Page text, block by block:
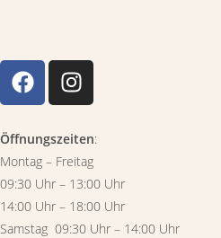
Öffnungszeiten:
Montag – Freitag
09:30 Uhr – 13:00 Uhr
14:00 Uhr – 18:00 Uhr
Samstag 09:30 Uhr – 14:00 Uhr